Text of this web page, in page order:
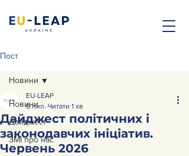
Пост
Новини
Дайджест
ЗМІ про нас
Новини
Дайджест політичних і
законодавчих ініціатив.
Червень 2026
EU-LEAP
6 лип. Читати 1 хв